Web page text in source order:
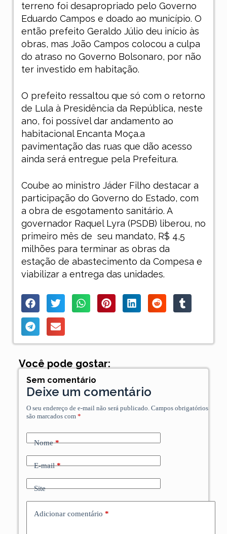
terreno foi desapropriado pelo Governo
Eduardo Campos e doado ao município. O
então prefeito Geraldo Júlio deu início às
obras, mas João Campos colocou a culpa
do atraso no Governo Bolsonaro, por não
ter investido em habitação.
O prefeito ressaltou que só com o retorno
de Lula à Presidência da República, neste
ano, foi possível dar andamento ao
habitacional Encanta Moça.a
pavimentação das ruas que dão acesso
ainda será entregue pela Prefeitura.
Coube ao ministro Jáder Filho destacar a
participação do Governo do Estado, com
a obra de esgotamento sanitário. A
governador Raquel Lyra (PSDB) liberou, no
primeiro mês de seu mandato, R$ 4,5
milhões para terminar as obras da
estação de abastecimento da Compesa e
viabilizar a entrega das unidades.
Você pode gostar:
Sem comentário
Deixe um comentário
O seu endereço de e-mail não será publicado. Campos obrigatórios
são marcados com *
Nome*
E-mail*
Site
Adicionar comentário *